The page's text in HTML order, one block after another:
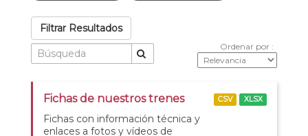
Filtrar Resultados
Ordenar por
Fichas de nuestros trenes
Fichas con información técnica y
enlaces a fotos y vídeos de
CSV XLSX